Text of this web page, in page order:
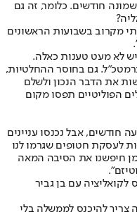
חודשים. כלומר, זה גם
מקרוב בשבועות הראשונים
לא מעט טענות כאלה.
גם בחוסר ההחלטיות,
את הדבר הנכון ולשלם
הפוליטיים תפסו מקום
חודשים, אבל נכנסו עניינים
לעסקת חטופים שגרמו לנו
חיפשנו את הסיבה המאה
לקואליציה עם בן גביר
להיכנס לממשלה בלי